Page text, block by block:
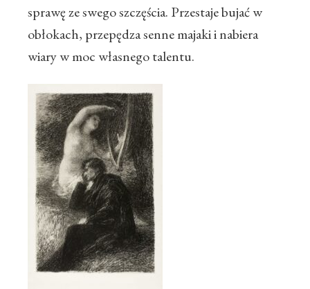
sprawę ze swego szczęścia. Przestaje bujać w
obłokach, przepędza senne majaki i nabiera
wiary w moc własnego talentu.